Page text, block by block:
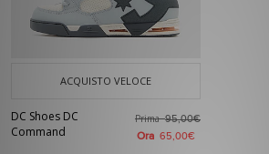
ACQUISTO VELOCE
DC Shoes DC
Command
Prima95,00€
Ora 65,00€